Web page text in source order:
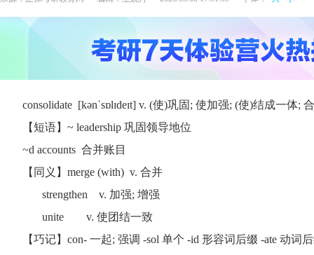
consolidate [kənˈsɒlɪdeɪt] v. (使)巩固; 使加强; (使)结成一体;
【短语】~ leadership 巩固领导地位
~d accounts 合并账目
【同义】merge (with) v. 合并
strengthen v. 加强; 增强
unite v. 使团结一致
【巧记】con- 一起; 强调 -sol 单个 -id 形容词后缀 -ate 动词